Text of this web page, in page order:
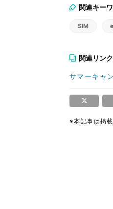
関連キー
SIM
関連リンク
サマーキャ
※本記事は掲